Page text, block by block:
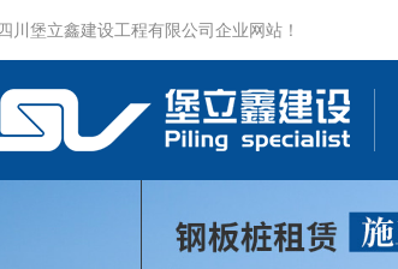
川堡立鑫建设工程有限公司企业网站！